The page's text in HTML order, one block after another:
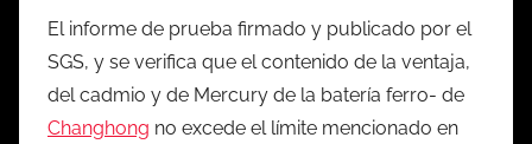
El informe de prueba firmado y publicado por el
SGS, y se verifica que el contenido de la ventaja,
del cadmio y de Mercury de la batería ferro- de
Changhong no excede el límite mencionado en